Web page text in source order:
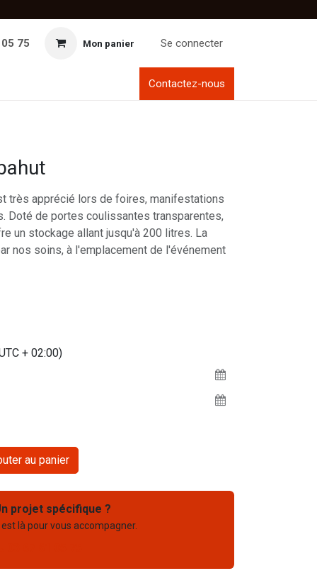
75 Mon panier Se connecter
Contactez-nous
très apprécié lors de foires, manifestations
Doté de portes coulissantes transparentes,
un stockage allant jusqu'à 200 litres. La
nos soins, à l'emplacement de l'événement
+ 02:00)
au panier
projet spécifique ?
là pour vous accompagner.